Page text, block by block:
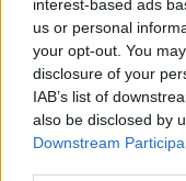
interest-based ads
us or personal
your opt-out. You
disclosure of your
IAB’s list of
also be disclosed by
Downstream
7 Αυγούστου, 2026
Μαϊμού επιτέθηκε
Ινδονησία
7 Αυγούστου, 2026